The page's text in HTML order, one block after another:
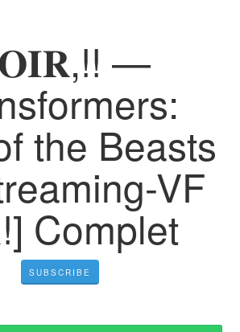
—
the Beasts
VF
Complet
SUBSCRIBE